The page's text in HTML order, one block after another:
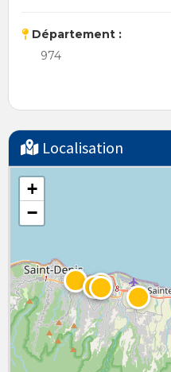
Département :
974
Localisation
+
−